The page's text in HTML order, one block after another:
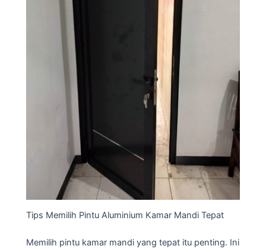
Tips Memilih Pintu Aluminium Kamar Mandi Tepat
Memilih pintu kamar mandi yang tepat itu penting. Ini